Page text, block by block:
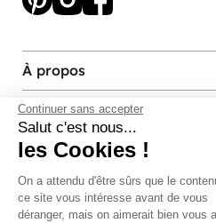
Continuer sans accepter
Salut c'est nous...
les Cookies !
On a attendu d'être sûrs que le
ce site vous intéresse avant de vous
déranger, mais on aimerait bien vous
À propos
Services et contact
Magasins et Showrooms
Modes de paiement